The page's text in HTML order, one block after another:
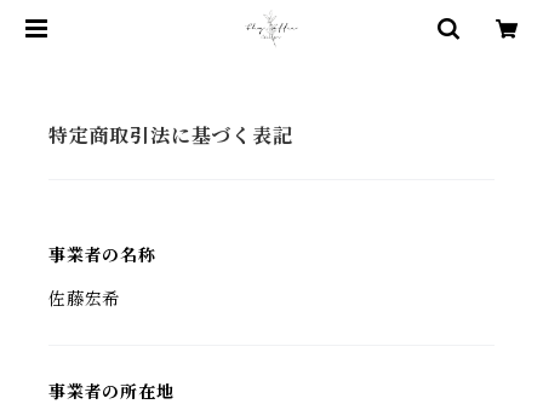
特定商取引法に基づく表記
事業者の名称
佐藤宏希
事業者の所在地